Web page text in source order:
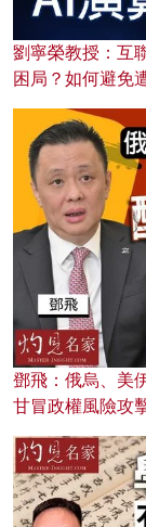
劉寧榮教授：互
困局？如何避免
鄧飛：俄烏、美
甘冒政權風險攻